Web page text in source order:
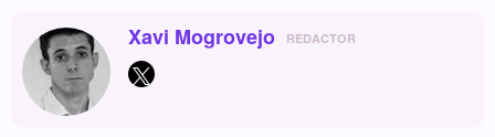
Xavi Mogrovejo REDACTOR